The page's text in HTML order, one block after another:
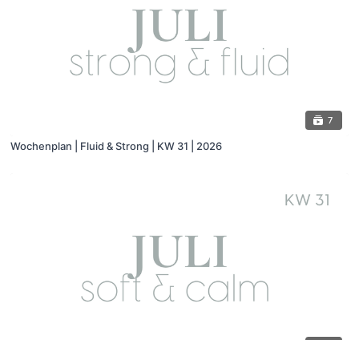
7
Wochenplan | Fluid & Strong | KW 31 | 2026